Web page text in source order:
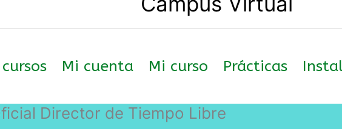
Mi cuenta Mi curso Prácticas
Director de Tiempo Libre